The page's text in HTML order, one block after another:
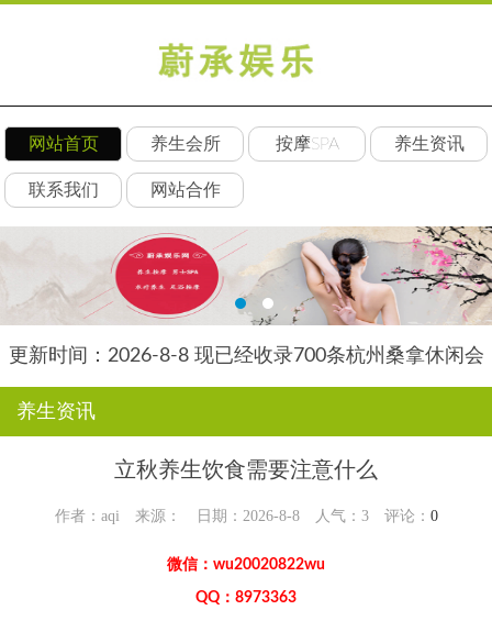
网站首页 养生会所 按摩SPA 养生资讯
联系我们 网站合作
更新时间：2026-8-8 现已经收录700条杭州桑拿休闲会
养生资讯
立秋养生饮食需要注意什么
作者：aqi 来源： 日期：2026-8-8 人气： 3评论： 0
微信：wu20020822wu
QQ：8973363